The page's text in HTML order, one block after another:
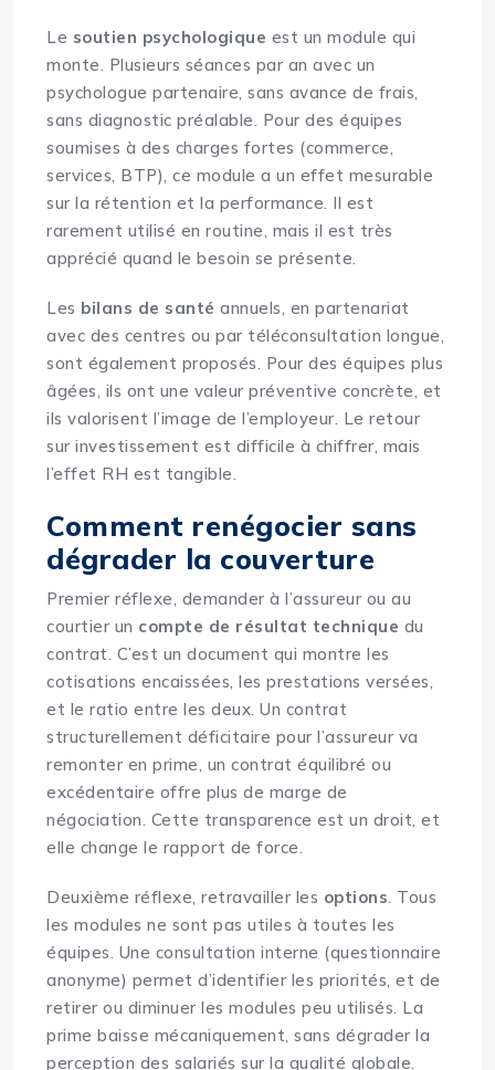
Le soutien psychologique est un module qui
monte. Plusieurs séances par an avec un
psychologue partenaire, sans avance de frais,
sans diagnostic préalable. Pour des équipes
soumises à des charges fortes (commerce,
services, BTP), ce module a un effet mesurable
sur la rétention et la performance. Il est
rarement utilisé en routine, mais il est très
apprécié quand le besoin se présente.
Les bilans de santé annuels, en partenariat
avec des centres ou par téléconsultation longue,
sont également proposés. Pour des équipes plus
âgées, ils ont une valeur préventive concrète, et
ils valorisent l’image de l’employeur. Le retour
sur investissement est difficile à chiffrer, mais
l’effet RH est tangible.
Comment renégocier sans
dégrader la couverture
Premier réflexe, demander à l’assureur ou au
courtier un compte de résultat technique du
contrat. C’est un document qui montre les
cotisations encaissées, les prestations versées,
et le ratio entre les deux. Un contrat
structurellement déficitaire pour l’assureur va
remonter en prime, un contrat équilibré ou
excédentaire offre plus de marge de
négociation. Cette transparence est un droit, et
elle change le rapport de force.
Deuxième réflexe, retravailler les options. Tous
les modules ne sont pas utiles à toutes les
équipes. Une consultation interne (questionnaire
anonyme) permet d’identifier les priorités, et de
retirer ou diminuer les modules peu utilisés. La
prime baisse mécaniquement, sans dégrader la
perception des salariés sur la qualité globale.